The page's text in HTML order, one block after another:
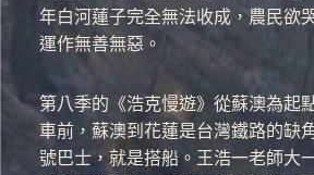
年白河蓮子完全無法收成，農民欲
運作無善無惡。
第八季的《浩克慢遊》從蘇澳為起
車前，蘇澳到花蓮是台灣鐵路的缺
號巴士，就是搭船。王浩一老師大